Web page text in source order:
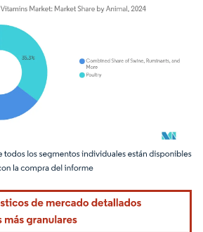
El uso requiere atribución según CC BY 4.0.